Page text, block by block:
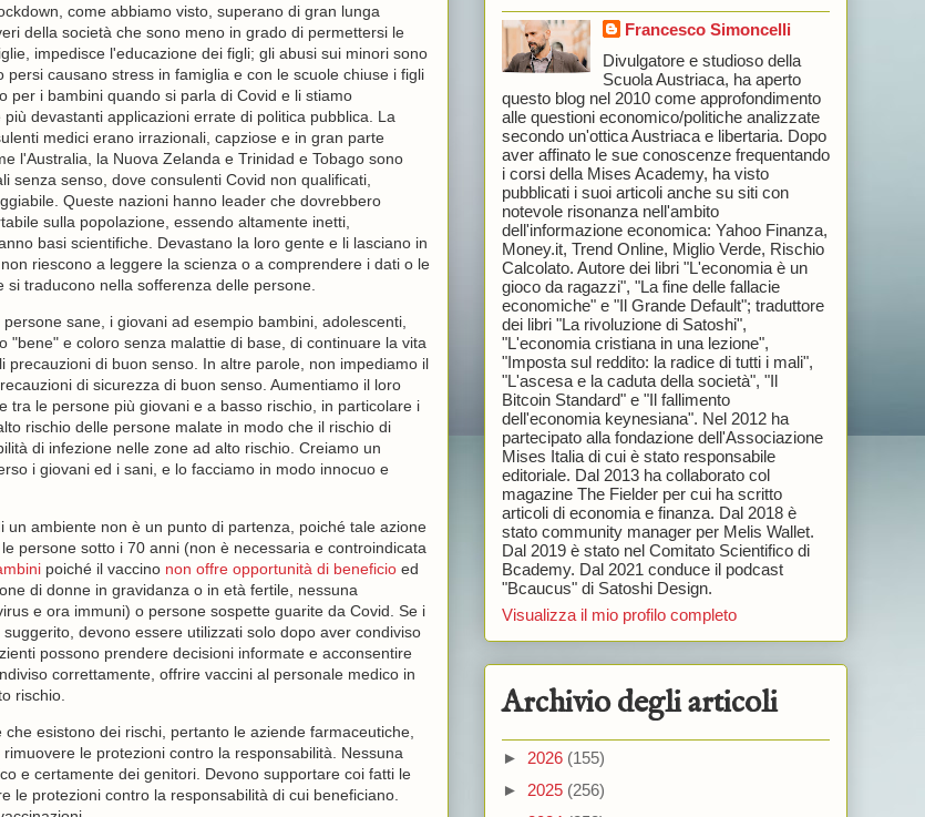
come abbiamo visto, superano di gran lunga
della società che sono meno in grado di permettersi le
impedisce l'educazione dei figli; gli abusi sui minori sono
causano stress in famiglia e con le scuole chiuse i figli
per i bambini quando si parla di Covid e li stiamo
devastanti applicazioni errate di politica pubblica. La
medici erano irrazionali, capziose e in gran parte
l'Australia, la Nuova Zelanda e Trinidad e Tobago sono
senza senso, dove consulenti Covid non qualificati,
Queste nazioni hanno leader che dovrebbero
sulla popolazione, essendo altamente inetti,
basi scientifiche. Devastano la loro gente e li lasciano in
riescono a leggere la scienza o a comprendere i dati o le
traducono nella sofferenza delle persone.
sane, i giovani ad esempio bambini, adolescenti,
e coloro senza malattie di base, di continuare la vita
di buon senso. In altre parole, non impediamo il
di sicurezza di buon senso. Aumentiamo il loro
tra le persone più giovani e a basso rischio, in particolare i
rischio delle persone malate in modo che il rischio di
di infezione nelle zone ad alto rischio. Creiamo un
i giovani ed i sani, e lo facciamo in modo innocuo e
ambiente non è un punto di partenza, poiché tale azione
persone sotto i 70 anni (non è necessaria e controindicata
poiché il vaccino non offre opportunità di beneficioed
di donne in gravidanza o in età fertile, nessuna
e ora immuni) o persone sospette guarite da Covid. Se i
devono essere utilizzati solo dopo aver condiviso
possono prendere decisioni informate e acconsentire
correttamente, offrire vaccini al personale medico in
rischio.
esistono dei rischi, pertanto le aziende farmaceutiche,
le protezioni contro la responsabilità. Nessuna
e certamente dei genitori. Devono supportare coi fatti le
le protezioni contro la responsabilità di cui beneficiano.
Francesco Simoncelli
Divulgatore e studioso della
Scuola Austriaca, ha aperto
questo blog nel 2010 come approfondimento
alle questioni economico/politiche analizzate
secondo un'ottica Austriaca e libertaria. Dopo
aver affinato le sue conoscenze frequentando
i corsi della Mises Academy, ha visto
pubblicati i suoi articoli anche su siti con
notevole risonanza nell'ambito
dell'informazione economica: Yahoo Finanza,
Money.it, Trend Online, Miglio Verde, Rischio
Calcolato. Autore dei libri "L'economia è un
gioco da ragazzi", "La fine delle fallacie
economiche" e "Il Grande Default"; traduttore
dei libri "La rivoluzione di Satoshi",
"L'economia cristiana in una lezione",
"Imposta sul reddito: la radice di tutti i mali",
"L'ascesa e la caduta della società", "Il
Bitcoin Standard" e "Il fallimento
dell'economia keynesiana". Nel 2012 ha
partecipato alla fondazione dell'Associazione
Mises Italia di cui è stato responsabile
editoriale. Dal 2013 ha collaborato col
magazine The Fielder per cui ha scritto
articoli di economia e finanza. Dal 2018 è
stato community manager per Melis Wallet.
Dal 2019 è stato nel Comitato Scientifico di
Bcademy. Dal 2021 conduce il podcast
"Bcaucus" di Satoshi Design.
Visualizza il mio profilo completo
Archivio degli articoli
► 2026 (155)
► 2025 (256)